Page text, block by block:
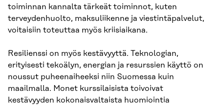
toiminnan kannalta tärkeät toiminnot, kuten
terveydenhuolto, maksuliikenne ja viestintäpalvelut,
voitaisiin toteuttaa myös kriisiaikana.
Resilienssi on myös kestävyyttä. Teknologian,
erityisesti tekoälyn, energian ja resurssien käyttö on
noussut puheenaiheeksi niin Suomessa kuin
maailmalla. Monet kurssilaisista toivoivat
kestävyyden kokonaisvaltaista huomiointia